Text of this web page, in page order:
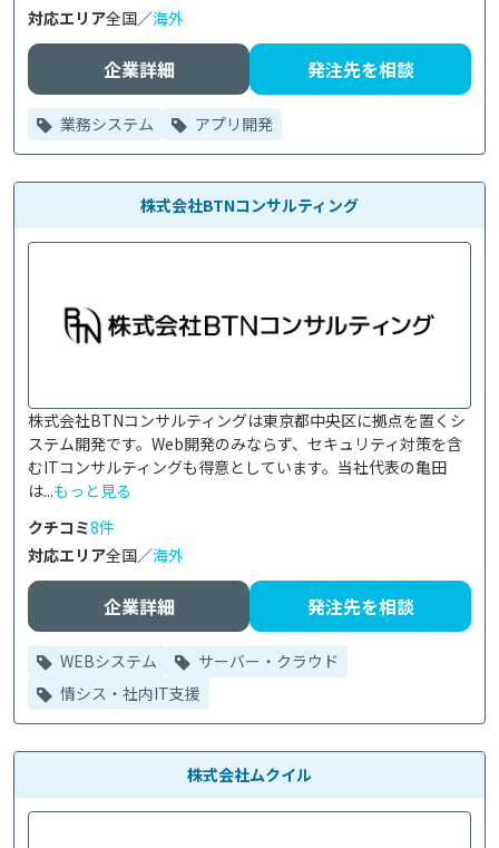
対応エリア全国／海外
企業詳細 発注先を相談
業務システム アプリ開発
株式会社BTNコンサルティング
株式会社BTNコンサルティングは東京都中央区に拠点を置くシ
ステム開発です。Web開発のみならず、セキュリティ対策を含
むITコンサルティングも得意としています。当社代表の亀田
は...もっと見る
クチコミ8件
対応エリア全国／海外
企業詳細 発注先を相談
WEBシステム
サーバー・クラウド
情シス・社内IT支援
株式会社ムクイル